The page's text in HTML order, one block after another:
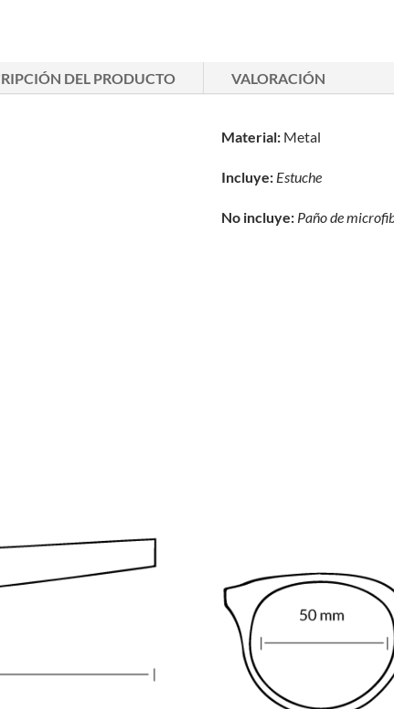
DEL PRODUCTO VALORACIÓN
Material: Metal
Incluye: Estuche
No incluye: Paño de